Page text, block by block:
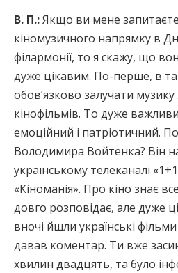
В. П.:Якщо ви мене
кіномузичного напрямку в
філармонії, то я скажу, що
дуже цікавим. По-перше, в
обов’язково залучати музику
кінофільмів. То дуже
емоційний і патріотичний.
Володимира Войтенка? Він
українському телеканалі
«Кіноманія». Про кіно знає
довго розповідає, але дуже
вночі йшли українські
давав коментар. Ти вже
хвилин двадцять, та було